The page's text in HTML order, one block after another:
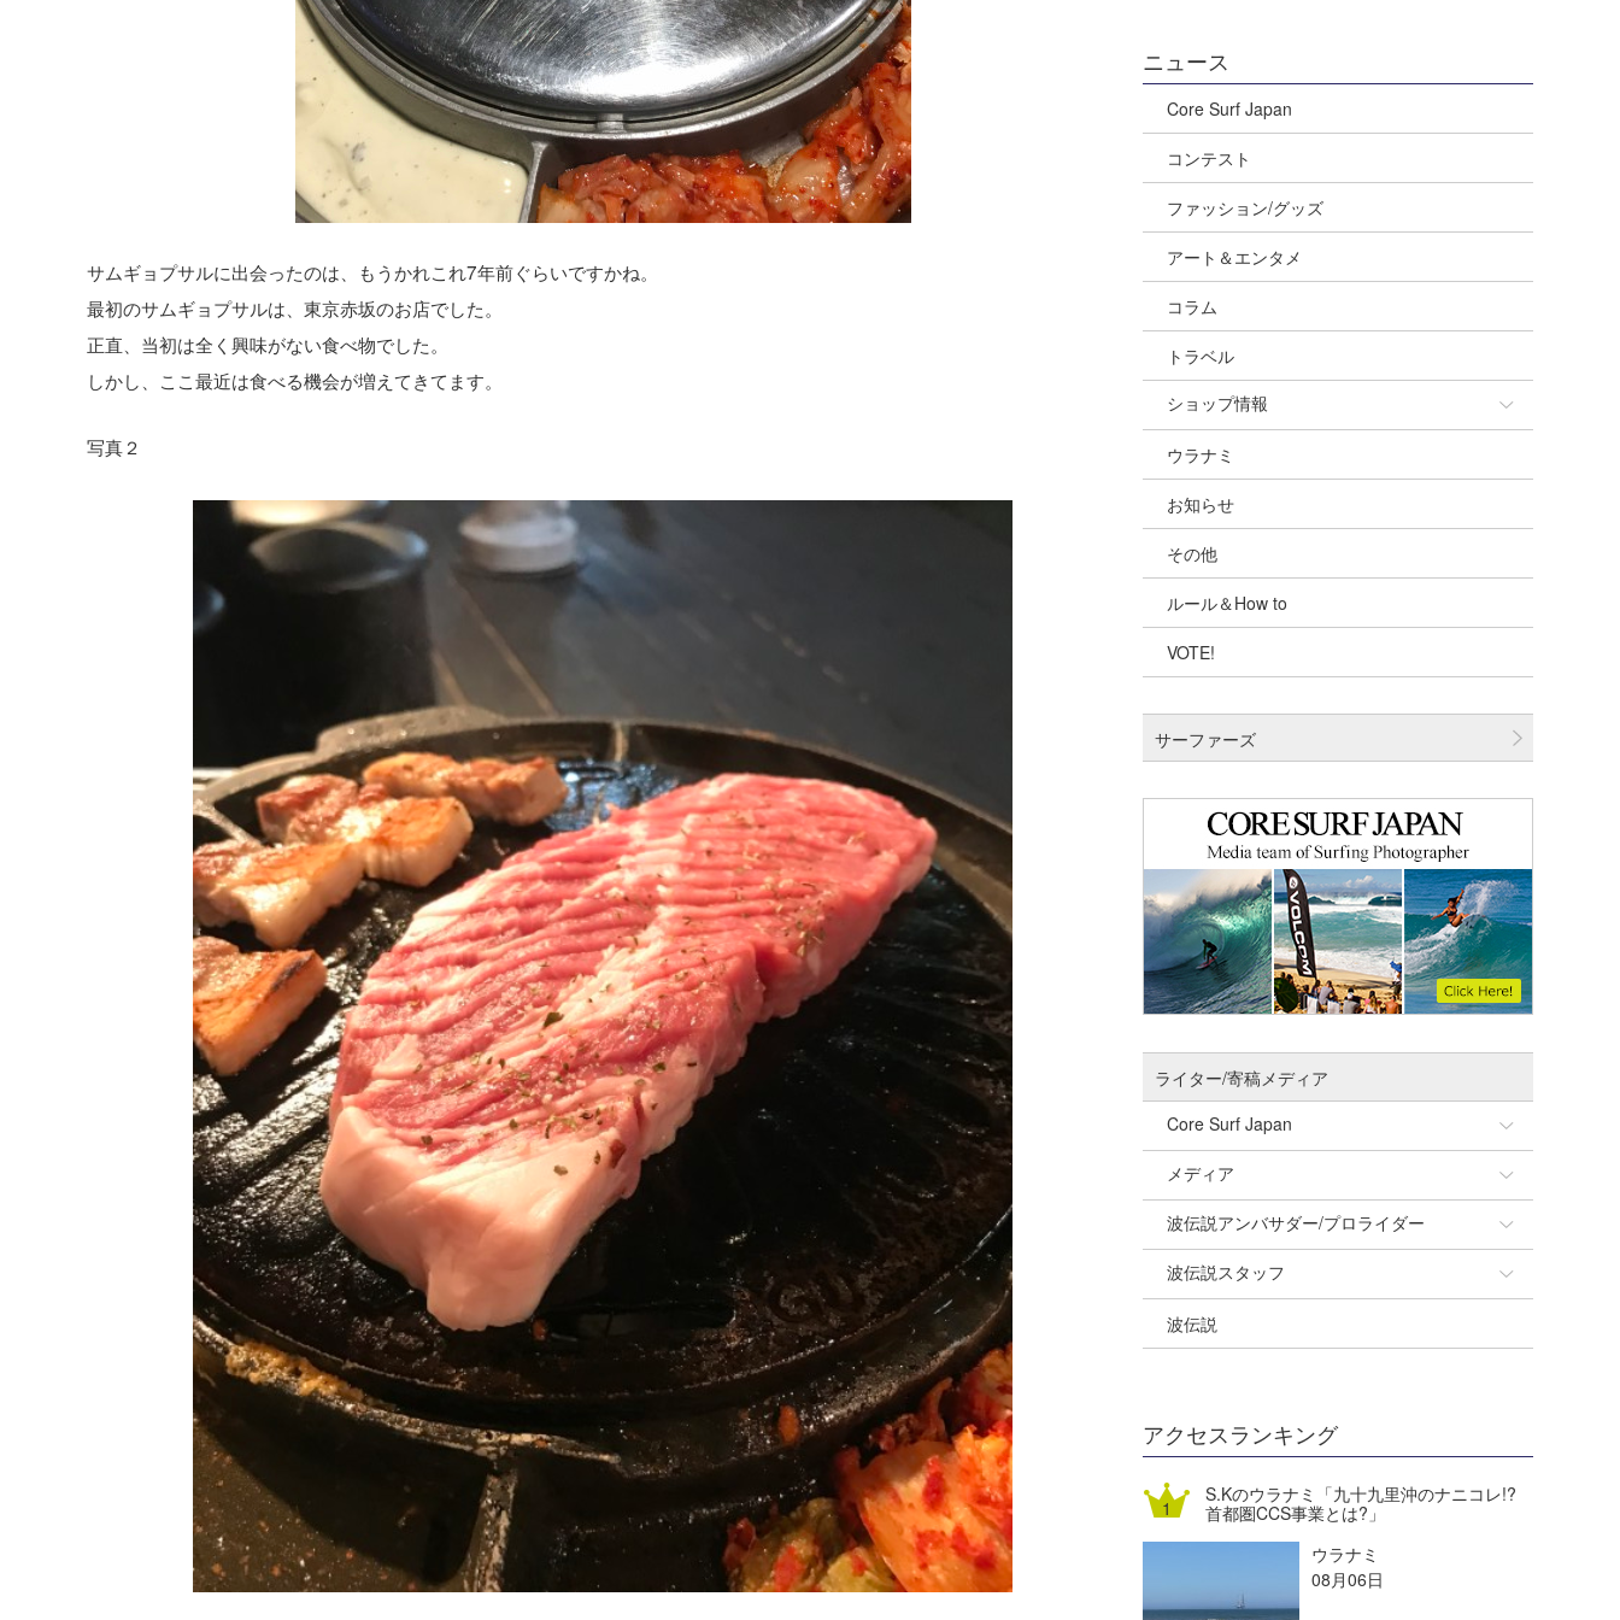
サムギョプサルに出会ったのは、もうかれこれ7年前ぐらいですかね。
最初のサムギョプサルは、東京赤坂のお店でした。
正直、当初は全く興味がない食べ物でした。
しかし、ここ最近は食べる機会が増えてきてます。
写真２
ニュース
Core Surf Japan
コンテスト
ファッション/グッズ
アート＆エンタメ
コラム
トラベル
ショップ情報
ショップ情報
湘南
千葉北
伊豆
千葉南
四国
沖縄
ウラナミ
お知らせ
その他
ルール＆How to
VOTE!
サーファーズ
ライター/寄稿メディア
Core Surf Japan
Naoya Kimoto
mitsuteru Kamio
Yasunari Inoue
Yoshiyuki Obata
DELTA FORCE SURF
熊谷素子
メディア
SURFMEDIA
Colors MAGAZINE
WAVAL
波伝説アンバサダー/プロライダー
福島寿実子
中浦“JET”章
進士剛光
植村未来
波伝説スタッフ
☆加藤
Aichan
ECE
波伝説
アクセスランキング
S.Kのウラナミ「九十九里沖のナニコレ!?
首都圏CCS事業とは?」
ウラナミ
08月06日